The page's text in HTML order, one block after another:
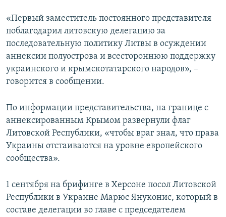
КРЫМ.НЕПОКОРЕННЫЙ
УКРАИНСКАЯ ПРОБЛЕМА КРЫМА
Все сайты RFE/RL
«Первый заместитель постоянного представителя
поблагодарил литовскую делегацию за
последовательную политику Литвы в осуждении
аннексии полуострова и всестороннюю поддержку
украинского и крымскотатарского народов», –
говорится в сообщении.
По информации представительства, на границе с
аннексированным Крымом развернули флаг
Литовской Республики, «чтобы враг знал, что права
Украины отстаиваются на уровне европейского
сообщества».
1 сентября на брифинге в Херсоне посол Литовской
Республики в Украине Марюс Януконис, который в
составе делегации во главе с председателем